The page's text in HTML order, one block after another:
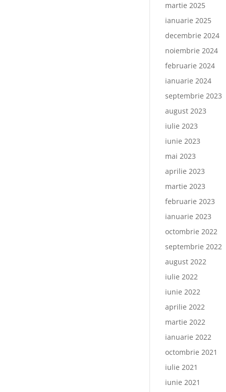
martie 2025
ianuarie 2025
decembrie 2024
noiembrie 2024
februarie 2024
ianuarie 2024
septembrie 2023
august 2023
iulie 2023
iunie 2023
mai 2023
aprilie 2023
martie 2023
februarie 2023
ianuarie 2023
octombrie 2022
septembrie 2022
august 2022
iulie 2022
iunie 2022
aprilie 2022
martie 2022
ianuarie 2022
octombrie 2021
iulie 2021
iunie 2021